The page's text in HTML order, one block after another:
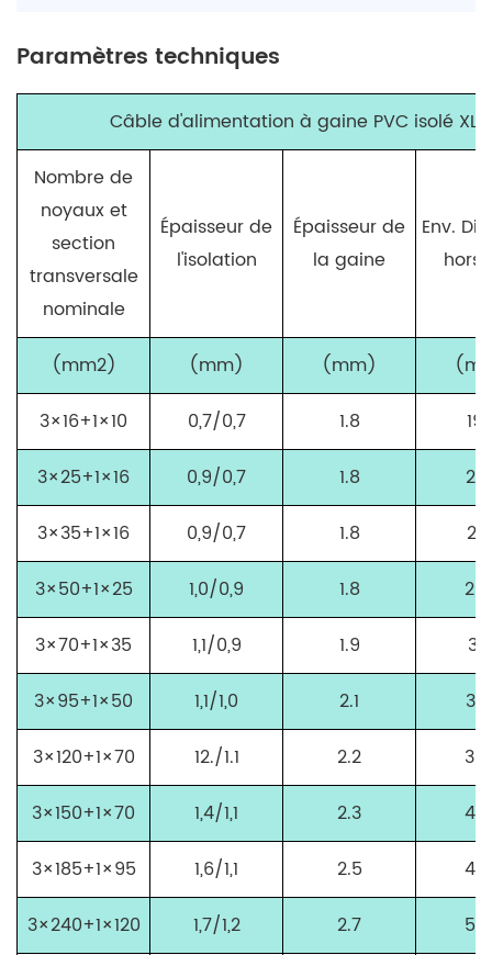
Paramètres techniques
Câble d'alimentation à gaine PVC isolé
Nombre de
noyaux et
section
transversale
nominale
Épaisseur de
l'isolation
Épaisseur de
la gaine
Env.
hors
(mm2) (mm) (mm)
3×16+1×10
0,7/0,7 1.8
3×25+1×16
0,9/0,7 1.8
3×35+1×16
0,9/0,7 1.8
3×50+1×25
1,0/0,9 1.8
3×70+1×35
1,1/0,9 1.9
3×95+1×50
1,1/1,0 2.1
3×120+1×70
12./1.1 2.2
3×150+1×70
1,4/1,1 2.3
3×185+1×95
1,6/1,1 2.5
3×240+1×120
1,7/1,2 2.7